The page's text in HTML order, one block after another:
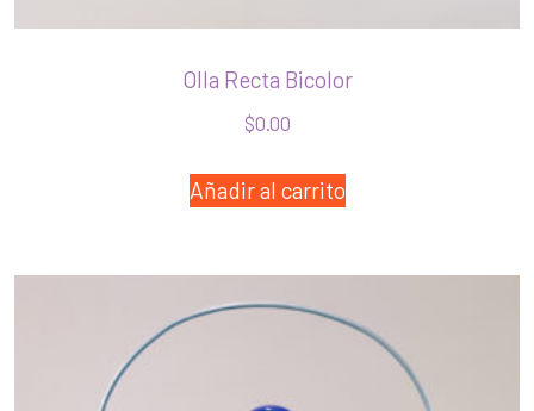
Olla Recta Bicolor
$0.00
Añadir al carrito